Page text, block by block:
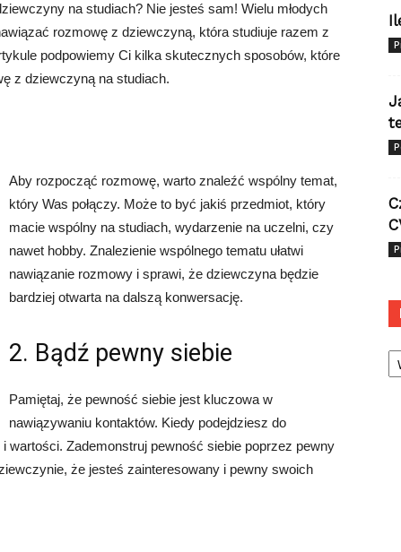
na studiach? Nie jesteś sam! Wielu młodych
rozmowę z dziewczyną, która studiuje razem z
podpowiemy Ci kilka skutecznych sposobów, które
z dziewczyną na studiach.
Aby rozpocząć rozmowę, warto znaleźć wspólny temat,
który Was połączy. Może to być jakiś przedmiot, który
macie wspólny na studiach, wydarzenie na uczelni, czy
nawet hobby. Znalezienie wspólnego tematu ułatwi
nawiązanie rozmowy i sprawi, że dziewczyna będzie
bardziej otwarta na dalszą konwersację.
2. Bądź pewny siebie
Pamiętaj, że pewność siebie jest kluczowa w
nawiązywaniu kontaktów. Kiedy podejdziesz do
Zademonstruj pewność siebie poprzez pewny
że jesteś zainteresowany i pewny swoich